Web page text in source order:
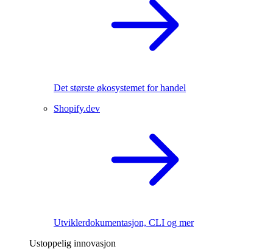
Det største økosystemet for handel
Shopify.dev
Utviklerdokumentasjon, CLI og mer
Ustoppelig innovasjon